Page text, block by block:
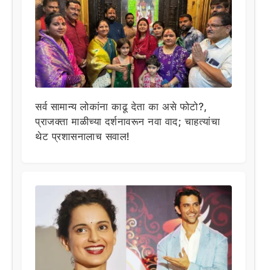
सर्व सामान्य लोकांना काढू देता का असे फोटो?,
प्राजक्ता माळीच्या दर्शनावरून नवा वाद; चाहत्यांचा
थेट प्रशासनालाच सवाल!